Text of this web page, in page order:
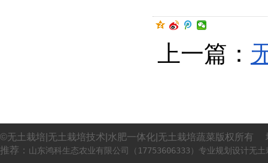
上一篇：
©无土栽培|无土栽培技术|水肥一体化|无土栽培蔬菜版权所有
推荐： 山东鸿科生态农业有限公司（17753606333）专业规划设计无